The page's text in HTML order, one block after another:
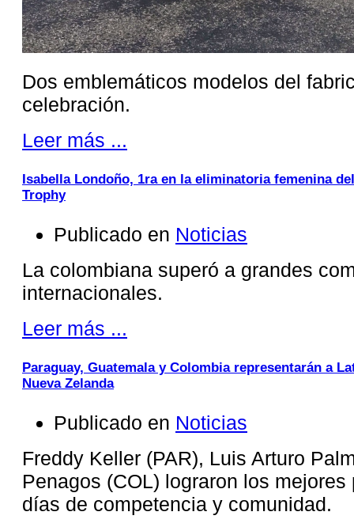
Dos emblemáticos modelos del
celebración.
Leer más ...
Isabella Londoño, 1ra en la eliminatoria femenina
Trophy
Publicado en Noticias
La colombiana superó a grandes
internacionales.
Leer más ...
Paraguay, Guatemala y Colombia representarán a
Nueva Zelanda
Publicado en Noticias
Freddy Keller (PAR), Luis Arturo
Penagos (COL) lograron los
días de competencia y comunidad.